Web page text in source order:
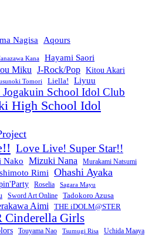
Nagisa Aqours
Kana
Hayami Saori
Miku J-Rock/Pop Kitou Akari
Tomori Liella! Liyuu
School Idol Club
High School Idol
Love Live! Super Star!!
Nako Mizuki Nana Murakami Natsumi
Rimi Ohashi Ayaka
Roselia Sagara Mayu
Sword Art Online Tadokoro Azusa
Aimi THE iDOLM@STER
Girls
Touyama Nao Tsumugi Risa Uchida Maaya